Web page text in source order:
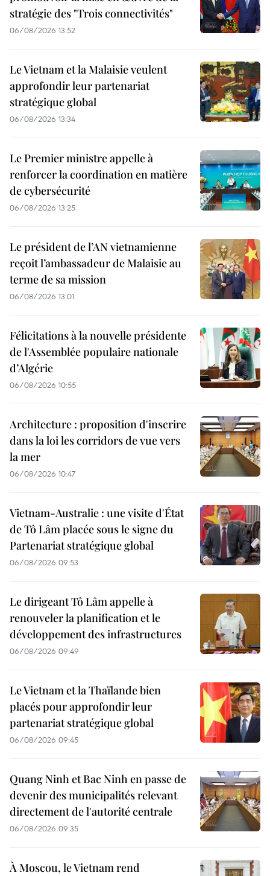
stratégie des "Trois connectivités"
06/08/2026 13:52
Le Vietnam et la Malaisie veulent
approfondir leur partenariat
stratégique global
06/08/2026 13:34
Le Premier ministre appelle à
renforcer la coordination en matière
de cybersécurité
06/08/2026 13:25
Le président de l’AN vietnamienne
reçoit l’ambassadeur de Malaisie au
terme de sa mission
06/08/2026 13:01
Félicitations à la nouvelle présidente
de l'Assemblée populaire nationale
d’Algérie
06/08/2026 10:55
Architecture : proposition d'inscrire
dans la loi les corridors de vue vers
la mer
06/08/2026 10:47
Vietnam-Australie : une visite d'État
de Tô Lâm placée sous le signe du
Partenariat stratégique global
06/08/2026 09:53
Le dirigeant Tô Lâm appelle à
renouveler la planification et le
développement des infrastructures
06/08/2026 09:49
Le Vietnam et la Thaïlande bien
placés pour approfondir leur
partenariat stratégique global
06/08/2026 09:45
Quang Ninh et Bac Ninh en passe de
devenir des municipalités relevant
directement de l'autorité centrale
06/08/2026 09:35
À Moscou, le Vietnam rend